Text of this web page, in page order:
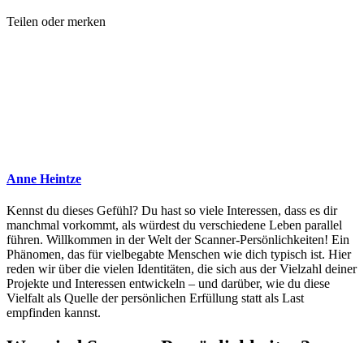
Teilen oder merken
Anne Heintze
Kennst du dieses Gefühl? Du hast so viele Interessen, dass es dir
manchmal vorkommt, als würdest du verschiedene Leben parallel
führen. Willkommen in der Welt der Scanner-Persönlichkeiten! Ein
Phänomen, das für vielbegabte Menschen wie dich typisch ist. Hier
reden wir über die vielen Identitäten, die sich aus der Vielzahl deiner
Projekte und Interessen entwickeln – und darüber, wie du diese
Vielfalt als Quelle der persönlichen Erfüllung statt als Last
empfinden kannst.